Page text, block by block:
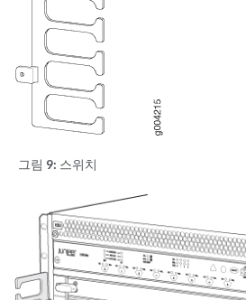
그림 9: 스위치